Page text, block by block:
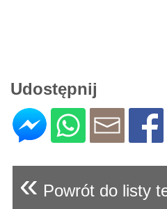
Udostępnij
« Powrót do listy